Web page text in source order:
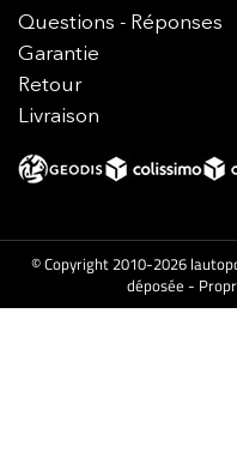
Questions - Réponses
Garantie
Retour
Livraison
© Copyright 2010-2026
déposée -